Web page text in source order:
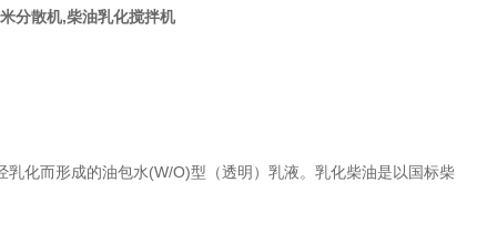
分散机,柴油乳化搅拌机
化而形成的油包水(W/O)型（透明）乳液。乳化柴油是以国标柴